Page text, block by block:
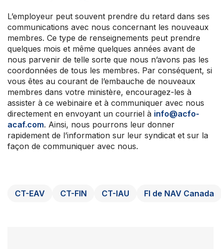
L’employeur peut souvent prendre du retard dans ses
communications avec nous concernant les nouveaux
membres. Ce type de renseignements peut prendre
quelques mois et même quelques années avant de
nous parvenir de telle sorte que nous n’avons pas les
coordonnées de tous les membres. Par conséquent, si
vous êtes au courant de l’embauche de nouveaux
membres dans votre ministère, encouragez-les à
assister à ce webinaire et à communiquer avec nous
directement en envoyant un courriel à info@acfo-
acaf.com. Ainsi, nous pourrons leur donner
rapidement de l’information sur leur syndicat et sur la
façon de communiquer avec nous.
CT-EAV CT-FIN CT-IAU FI de NAV Canada